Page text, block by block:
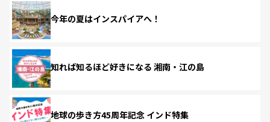
今年の夏はインスパイアへ！
知れば知るほど好きになる 湘南・江の島
地球の歩き方45周年記念 インド特集